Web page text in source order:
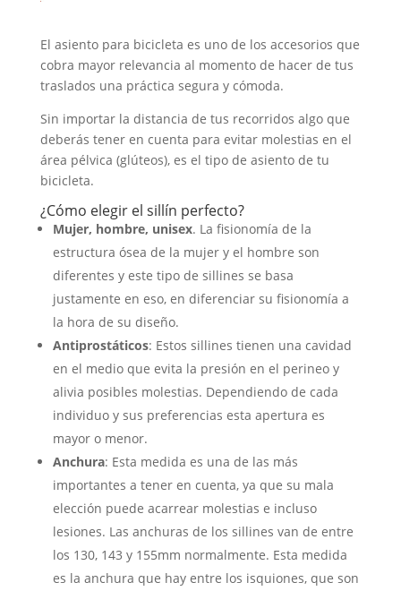
El asiento para bicicleta es uno de los accesorios que
cobra mayor relevancia al momento de hacer de tus
traslados una práctica segura y cómoda.
Sin importar la distancia de tus recorridos algo que
deberás tener en cuenta para evitar molestias en el
área pélvica (glúteos), es el tipo de asiento de tu
bicicleta.
¿Cómo elegir el sillín perfecto?
Mujer, hombre, unisex. La fisionomía de la
estructura ósea de la mujer y el hombre son
diferentes y este tipo de sillines se basa
justamente en eso, en diferenciar su fisionomía a
la hora de su diseño.
Antiprostáticos: Estos sillines tienen una cavidad
en el medio que evita la presión en el perineo y
alivia posibles molestias. Dependiendo de cada
individuo y sus preferencias esta apertura es
mayor o menor.
Anchura: Esta medida es una de las más
importantes a tener en cuenta, ya que su mala
elección puede acarrear molestias e incluso
lesiones. Las anchuras de los sillines van de entre
los 130, 143 y 155mm normalmente. Esta medida
es la anchura que hay entre los isquiones, que son